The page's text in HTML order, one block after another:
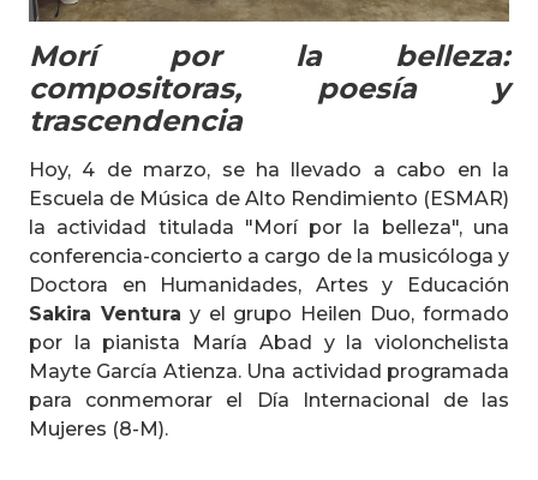
Morí por la belleza:
compositoras, poesía y
trascendencia
Hoy, 4 de marzo, se ha llevado a cabo en la
Escuela de Música de Alto Rendimiento (ESMAR)
la actividad titulada "Morí por la belleza", una
conferencia-concierto a cargo de la musicóloga y
Doctora en Humanidades, Artes y Educación
Sakira Ventura y el grupo Heilen Duo, formado
por la pianista María Abad y la violonchelista
Mayte García Atienza. Una actividad programada
para conmemorar el Día Internacional de las
Mujeres (8-M).